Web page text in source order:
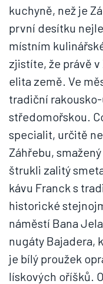
kuchyně, než je
první desítku
místním
zjistíte, že právě
elita země. Ve
tradiční
středomořskou.
specialit, určitě
Záhřebu,
štrukli zalitý
kávu Franck s
historické
náměstí Bana
nugáty Bajadera,
je bílý proužek
lískových oříšků.